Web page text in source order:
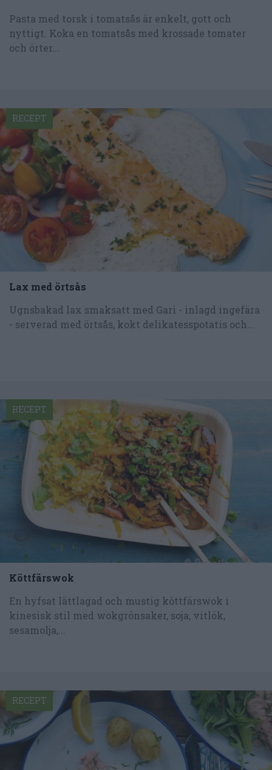
Pasta med torsk i tomatsås är enkelt, gott och
nyttigt. Koka en tomatsås med krossade tomater
och örter...
Lax med örtsås
Ugnsbakad lax smaksatt med Gari - inlagd ingefära
- serverad med örtsås, kokt delikatesspotatis och...
RECEPT
Köttfärswok
En hyfsat lättlagad och mustig köttfärswok i
kinesisk stil med wokgrönsaker, soja, vitlök,
sesamolja,...
RECEPT
RECEPT